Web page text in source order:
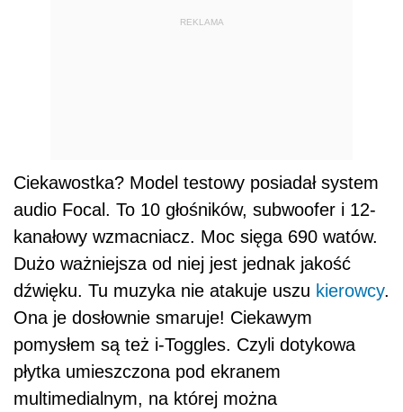
REKLAMA
Ciekawostka? Model testowy posiadał system
audio Focal. To 10 głośników, subwoofer i 12-
kanałowy wzmacniacz. Moc sięga 690 watów.
Dużo ważniejsza od niej jest jednak jakość
dźwięku. Tu muzyka nie atakuje uszu kierowcy.
Ona je dosłownie smaruje! Ciekawym
pomysłem są też i-Toggles. Czyli dotykowa
płytka umieszczona pod ekranem
multimedialnym, na której można